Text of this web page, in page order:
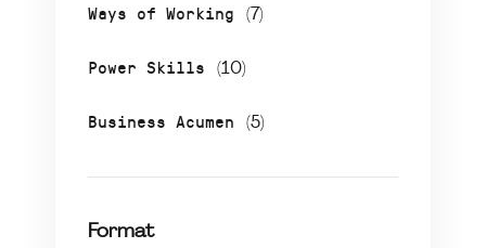
Ways of Working (7)
Power Skills (10)
Business Acumen (5)
Format